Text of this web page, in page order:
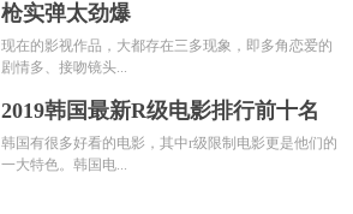
枪实弹太劲爆
现在的影视作品，大都存在三多现象，即多角恋爱的
剧情多、接吻镜头...
2019韩国最新R级电影排行前十名
韩国有很多好看的电影，其中r级限制电影更是他们的
一大特色。韩国电...